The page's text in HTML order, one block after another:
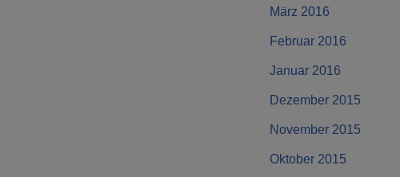
März 2016
Februar 2016
Januar 2016
Dezember 2015
November 2015
Oktober 2015